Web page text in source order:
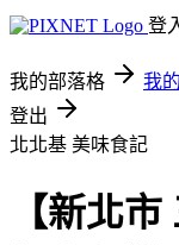
登
我的部落格 我
登出
北北基 美味食記
【新北